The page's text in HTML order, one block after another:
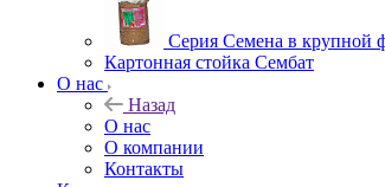
Серия Семена в крупной
Картонная стойка Сембат
О нас
Назад
О нас
О компании
Контакты